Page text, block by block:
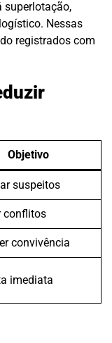
superlotação,
Nessas
registrados com
Objetivo
suspeitos
conflitos
convivência
imediata